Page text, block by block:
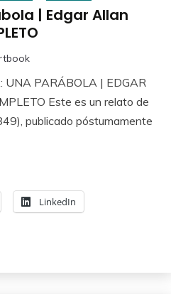
| Edgar Allan
UNA PARÁBOLA | EDGAR
Este es un relato de
publicado póstumamente
LinkedIn